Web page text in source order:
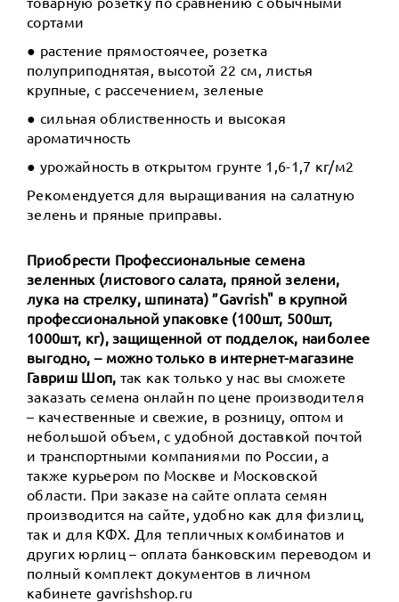
сортами
● растение прямостоячее, розетка
полуприподнятая, высотой 22 см, листья
крупные, с рассечением, зеленые
● сильная облиственность и высокая
ароматичность
● урожайность в открытом грунте 1,6-1,7 кг/м2
Рекомендуется для выращивания на салатную
зелень и пряные приправы.
Приобрести Профессиональные семена
зеленных (листового салата, пряной зелени,
лука на стрелку, шпината) ”Gavrish" в крупной
профессиональной упаковке (100шт, 500шт,
1000шт, кг), защищенной от подделок, наиболее
выгодно, – можно только в интернет-магазине
Гавриш Шоп, так как только у нас вы сможете
заказать семена онлайн по цене производителя
– качественные и свежие, в розницу, оптом и
небольшой объем, с удобной доставкой почтой
и транспортными компаниями по России, а
также курьером по Москве и Московской
области. При заказе на сайте оплата семян
производится на сайте, удобно как для физлиц,
так и для КФХ. Для тепличных комбинатов и
других юрлиц – оплата банковским переводом и
полный комплект документов в личном
кабинете gavrishshop.ru